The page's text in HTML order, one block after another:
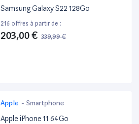
Samsung Galaxy S22 128Go
216 offres à partir de :
203,00 € 339,99 €
Apple - Smartphone
Apple iPhone 11 64Go